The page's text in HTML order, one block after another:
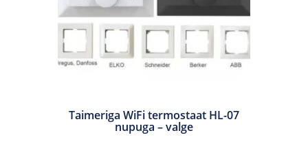
Taimeriga WiFi termostaat HL-07
nupuga – valge